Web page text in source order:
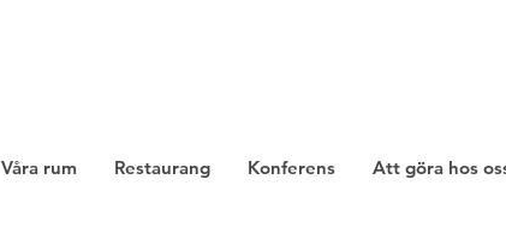
Våra rum Restaurang Konferens Att göra hos